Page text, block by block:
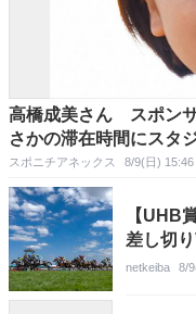
高橋成美さん スポン
さかの滞在時間にスタ
スポニチアネックス 8/9(日) 15:46
【UHB
差し切
netkeiba 8/